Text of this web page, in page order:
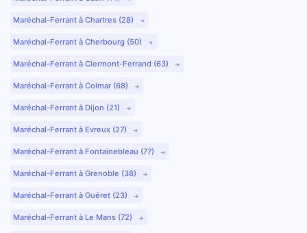
Maréchal-Ferrant à Chartres (28)
Maréchal-Ferrant à Cherbourg (50)
Maréchal-Ferrant à Clermont-Ferrand (63)
Maréchal-Ferrant à Colmar (68)
Maréchal-Ferrant à Dijon (21)
Maréchal-Ferrant à Evreux (27)
Maréchal-Ferrant à Fontainebleau (77)
Maréchal-Ferrant à Grenoble (38)
Maréchal-Ferrant à Guéret (23)
Maréchal-Ferrant à Le Mans (72)